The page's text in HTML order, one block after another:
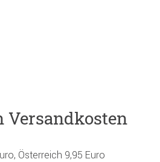
Versandkosten
Österreich 9,95 Euro